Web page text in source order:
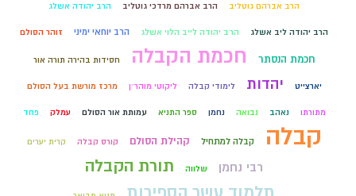
הרב אברהם גוטליב הרב אברהם מרדכי גוטליב הרב יהודה אשלג
הרב יהודה ליב אשלג הרב יהודה לייב הלוי אשלג הרב יוחאי ימיני זוהר הסולם
חכמת הנסתר חכמת הקבלה חסידות בהירה תורה אור
יארצייט יהדות לימודי קבלה ליקוטי מוהר״ן מרכז מורשת בעל הסולם
מתורתו נאהב נבואה נחמן ספר התניא עמותת אור הסולם עמלק פחד
קבלה קבלה למתחיל קהילת הסולם קורס קבלה קרית יערים
רבי נחמן שלווה תורת הקבלה